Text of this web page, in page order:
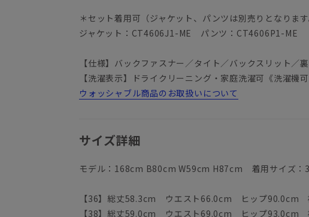
＊セット着用可（ジャケット、パンツは別売りとなります
ジャケット：CT4606J1-ME パンツ：CT4606P1-ME
【仕様】バックファスナー／タイト／バックスリット／
【洗濯表示】ドライクリーニング・家庭洗濯可《洗濯機
ウォッシャブル商品のお取扱いについて
サイズ詳細
モデル：168cm B80cm W59cm H87cm 着用サイズ：
【36】総丈58.3cm ウエスト66.0cm ヒップ90.0cm
【38】総丈59.0cm ウエスト69.0cm ヒップ93.0cm